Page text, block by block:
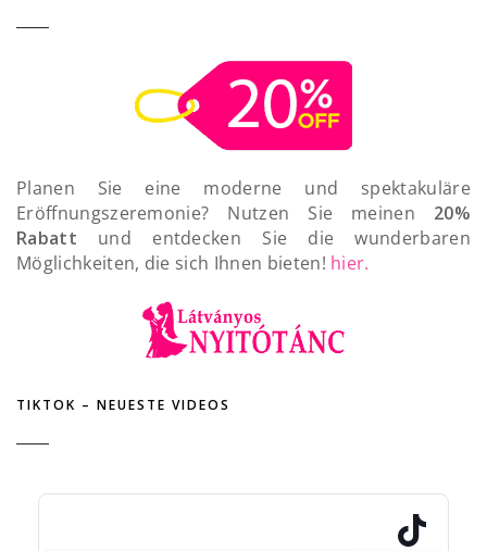
Planen Sie eine moderne und spektakuläre
Eröffnungszeremonie? Nutzen Sie meinen 20%
Rabatt und entdecken Sie die wunderbaren
Möglichkeiten, die sich Ihnen bieten! hier.
TIKTOK – NEUESTE VIDEOS